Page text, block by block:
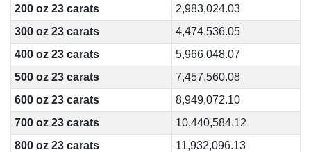
200 oz 23 carats
2,983,024.03
300 oz 23 carats
4,474,536.05
400 oz 23 carats
5,966,048.07
500 oz 23 carats
7,457,560.08
600 oz 23 carats
8,949,072.10
700 oz 23 carats
10,440,584.12
800 oz 23 carats
11,932,096.13